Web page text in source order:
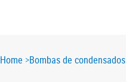
Breadcrumb
Home Bombas de condensados